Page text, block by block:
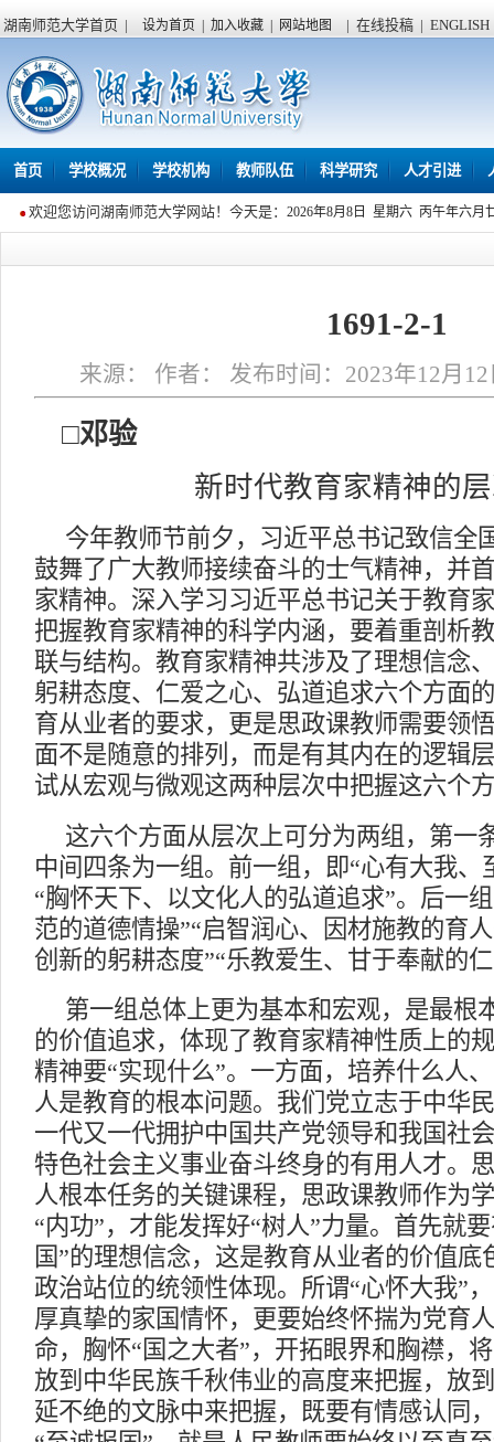
湖南师范大学首页 | 设为首页 加入收藏 网站地图 | 在线投稿 | ENGLISH
首页 学校概况 学校机构 教师队伍 科学研究 人才引进
欢迎您访问湖南师范大学网站！今天是： 2026年8月8日 星期六 丙午年六月
1691-2-1
来源： 作者： 发布时间：2023年12月
□邓验
新时代教育家精神的
今年教师节前夕，习近平总书记致信全
鼓舞了广大教师接续奋斗的士气精神，并
家精神。深入学习习近平总书记关于教育
把握教育家精神的科学内涵，要着重剖析
联与结构。教育家精神共涉及了理想信念
躬耕态度、仁爱之心、弘道追求六个方面
育从业者的要求，更是思政课教师需要领
面不是随意的排列，而是有其内在的逻辑
试从宏观与微观这两种层次中把握这六个
这六个方面从层次上可分为两组，第一
中间四条为一组。前一组，即“心有大我、
“胸怀天下、以文化人的弘道追求”。后一
范的道德情操”“启智润心、因材施教的育
创新的躬耕态度”“乐教爱生、甘于奉献的
第一组总体上更为基本和宏观，是最根
的价值追求，体现了教育家精神性质上的
精神要“实现什么”。一方面，培养什么人
人是教育的根本问题。我们党立志于中华
一代又一代拥护中国共产党领导和我国社
特色社会主义事业奋斗终身的有用人才。
人根本任务的关键课程，思政课教师作为
“内功”，才能发挥好“树人”力量。首先就
国”的理想信念，这是教育从业者的价值
政治站位的统领性体现。所谓“心怀大我”
厚真挚的家国情怀，更要始终怀揣为党育
命，胸怀“国之大者”，开拓眼界和胸襟，
放到中华民族千秋伟业的高度来把握，放
延不绝的文脉中来把握，既要有情感认同